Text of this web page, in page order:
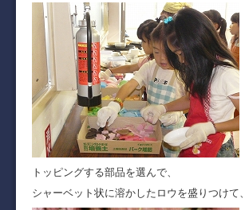
トッピングする部品を選んで、
シャーベット状に溶かしたロウを盛りつけて、